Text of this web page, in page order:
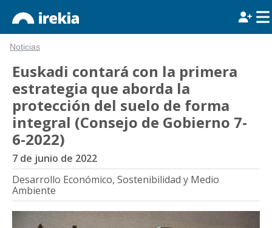
Noticias
Euskadi contará con la primera
estrategia que aborda la
protección del suelo de forma
integral (Consejo de Gobierno 7-
6-2022)
7 de junio de 2022
Desarrollo Económico, Sostenibilidad y Medio
Ambiente